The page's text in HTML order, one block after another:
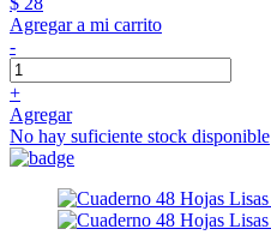
Agregar a mi carrito
-
+
Agregar
No hay suficiente stock disponible